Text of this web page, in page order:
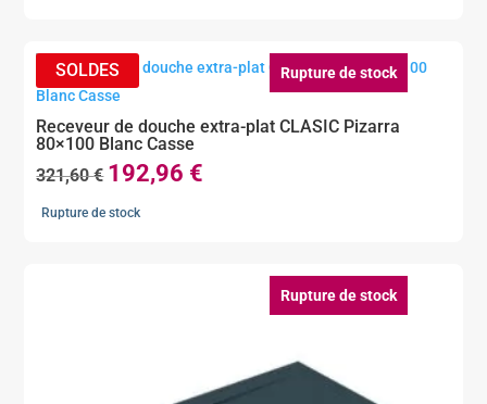
Rupture de stock
Receveur de douche extra-plat CLASIC Pizarra
80×100 Blanc Casse
321,60€ Le
prix
192,96 €
Rupture de stock
Rupture de stock